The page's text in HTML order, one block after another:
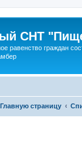
СНТ
равенство граждан
страницу